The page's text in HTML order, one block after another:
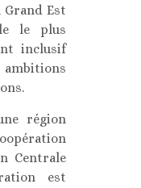
Grand Est
le plus
inclusif
région
Centrale
est